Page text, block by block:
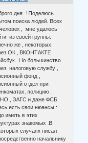
дня ! Поделюсь
поиска людей. Всех
, мне удалось
из своей группы.
же , некоторых
ОК , ВКОНТАКТЕ
Но большинство
налоговую службу ,
фонд ,
отдел при
полицию .
, ЗАГС и даже ФСБ.
есть свои нюансы :
иметь в этих
знакомых .В
случаях писал
начальнику